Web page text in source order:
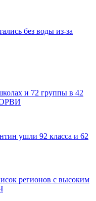
без воды из-за
и 72 группы в 42
ОРВИ
ушли 92 класса и 62
регионов с высоким